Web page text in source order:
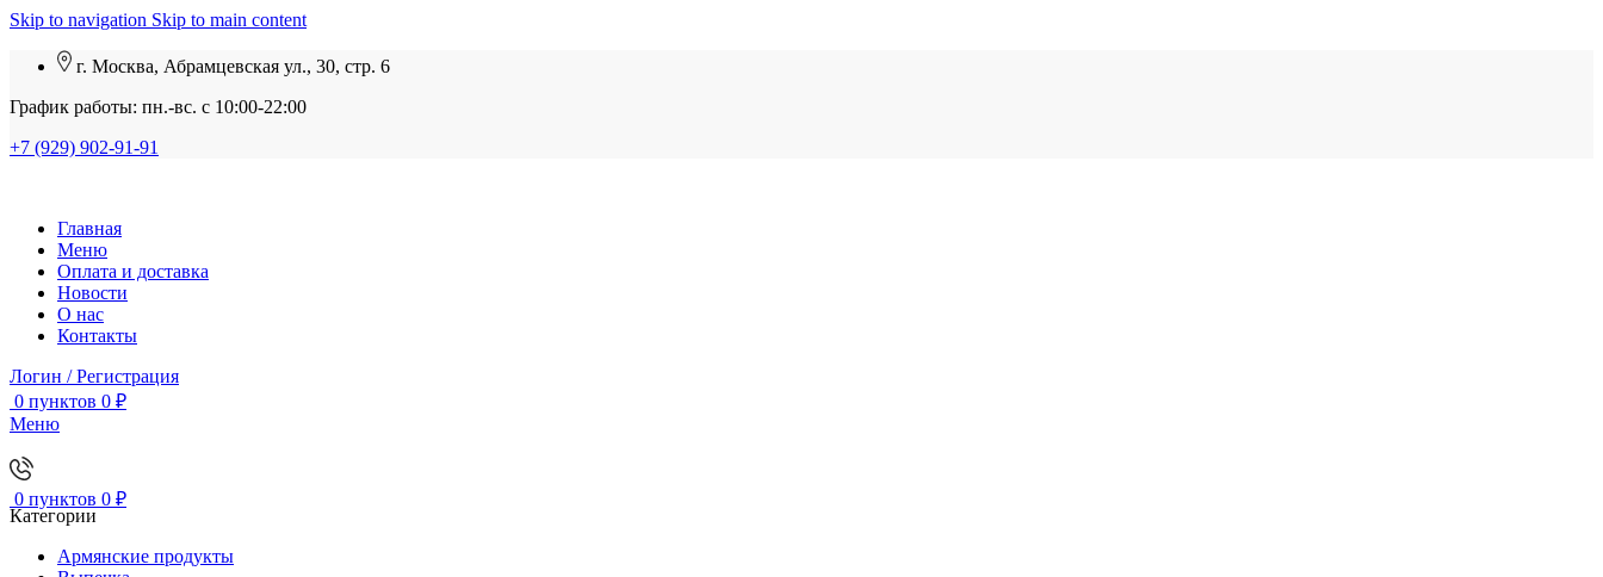
Skip to navigation Skip to main content
г. Москва, Абрамцевская ул., 30, стр. 6
График работы: пн.-вс. с 10:00-22:00
+7 (929) 902-91-91
Главная
Меню
Оплата и доставка
Новости
О нас
Контакты
Логин / Регистрация
0 пунктов 0 ₽
Меню
0 пунктов 0 ₽
Категории
Армянские продукты